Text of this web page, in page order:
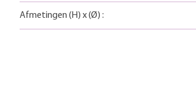
Afmetingen (H) x(Ø) :